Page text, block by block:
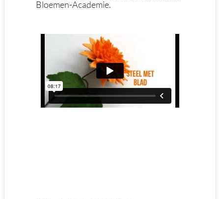
Bloemen-Academie.